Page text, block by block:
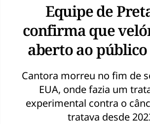
Equipe de
confirma que
aberto ao público
Cantora morreu no fim de
EUA, onde fazia um
experimental contra o
tratava desde